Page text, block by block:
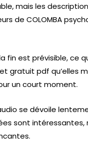
mais les
de COLOMBA
fin est prévisible, ce
gratuit pdf qu’elles
un court moment.
se dévoile
sont intéressantes,